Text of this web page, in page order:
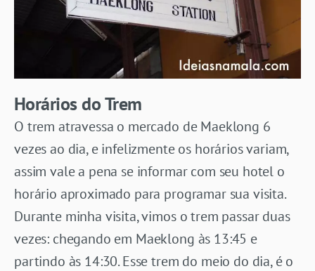
Horários do Trem
O trem atravessa o mercado de Maeklong 6
vezes ao dia, e infelizmente os horários variam,
assim vale a pena se informar com seu hotel o
horário aproximado para programar sua visita.
Durante minha visita, vimos o trem passar duas
vezes: chegando em Maeklong às 13:45 e
partindo às 14:30. Esse trem do meio do dia, é o